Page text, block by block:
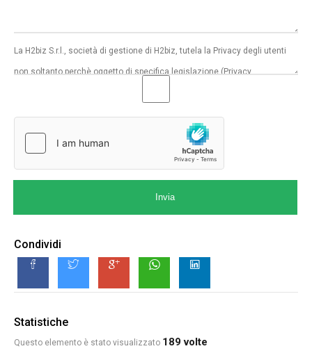
Invia
Condividi
Statistiche
Questo elemento è stato visualizzato 189 volte